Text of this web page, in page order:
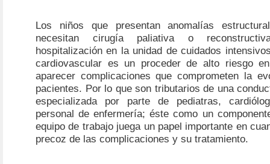
Los niños que presentan anomalías
necesitan cirugía paliativa o
hospitalización en la unidad de cuidados
cardiovascular es un proceder de alto riesgo
aparecer complicaciones que comprometen la
pacientes. Por lo que son tributarios de una
especializada por parte de pediatras,
personal de enfermería; éste como un
equipo de trabajo juega un papel importante en
precoz de las complicaciones y su tratamiento.